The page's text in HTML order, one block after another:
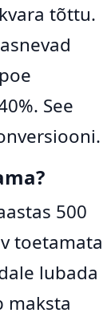
tõttu.
See
500
toetamata
lubada
maksta